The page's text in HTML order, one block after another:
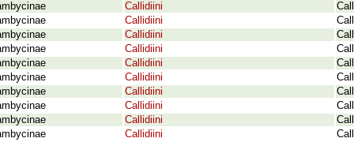
Callidiini
Callidiini
Callidiini
Callidiini
Callidiini
Callidiini
Callidiini
Callidiini
Callidiini
Callidiini